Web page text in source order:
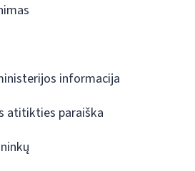
informacija
atitikties paraiška